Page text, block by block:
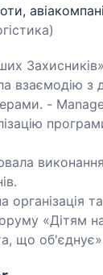
Захисників»
взаємодію
-
виконання
організація
«Дітям
що